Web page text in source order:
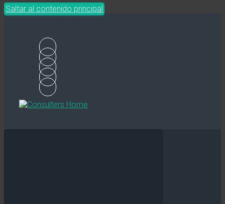
Saltar al contenido principal